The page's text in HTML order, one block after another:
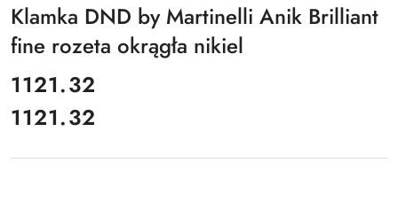
Klamka DND by Martinelli Anik Brilliant
fine rozeta okrągła nikiel
cena:
1121.32
Cena:
1121.32